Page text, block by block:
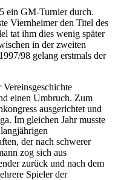
ein GM-Turnier durch.
Viernheimer den Titel des
tat ihm dies wenig später
in der zweiten
98 gelang erstmals der
einen Umbruch. Zum
ausgerichtet und
Im gleichen Jahr musste
der nach schwerer
zog sich aus
zurück und nach dem
Spieler der